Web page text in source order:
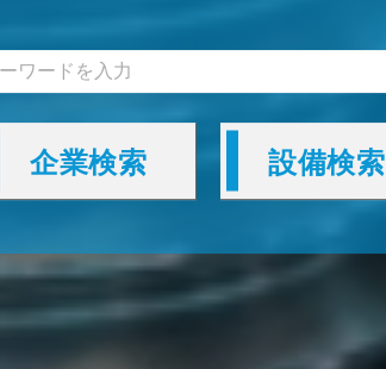
企業検索 設備検索